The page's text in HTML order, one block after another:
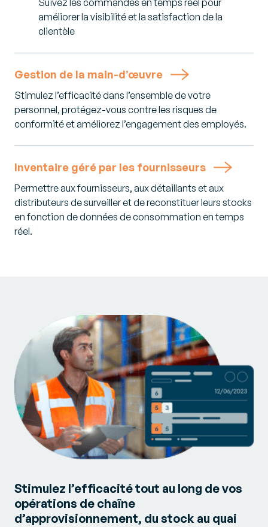
Suivez les commandes en temps réel pour
améliorer la visibilité et la satisfaction de la
clientèle
Gestion de la main-d’œuvre
Stimulez l’efficacité dans l’ensemble de votre
personnel, protégez-vous contre les risques de
conformité et améliorez l’engagement des employés.
Inventaire géré par les fournisseurs
Permettre aux fournisseurs, aux détaillants et aux
distributeurs de surveiller et de reconstituer leurs stocks
en fonction de données de consommation en temps
réel.
Stimulez l’efficacité tout au long de vos
opérations de chaîne
d’approvisionnement, du stock au quai